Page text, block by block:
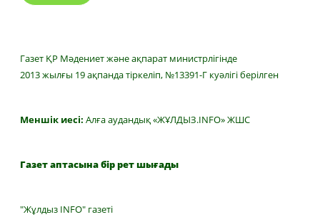
Газет ҚР Мәдениет және ақпарат министрлігінде
2013 жылғы 19 ақпанда тіркеліп, №13391-Г куәлігі берілген
Меншік иесі: Алға аудандық «ЖҰЛДЫЗ.INFO» ЖШС
Газет аптасына бір рет шығады
"Жұлдыз INFO" газеті